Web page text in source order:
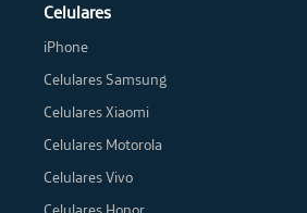
Celulares
iPhone
Celulares Samsung
Celulares Xiaomi
Celulares Motorola
Celulares Vivo